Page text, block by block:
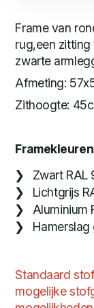
Frame van
rug,een
zwarte
Afmeting:
Zithoogte:
Zwart RAL
Lichtgrijs
Aluminium
Hamerslag
Standaard
mogelijke